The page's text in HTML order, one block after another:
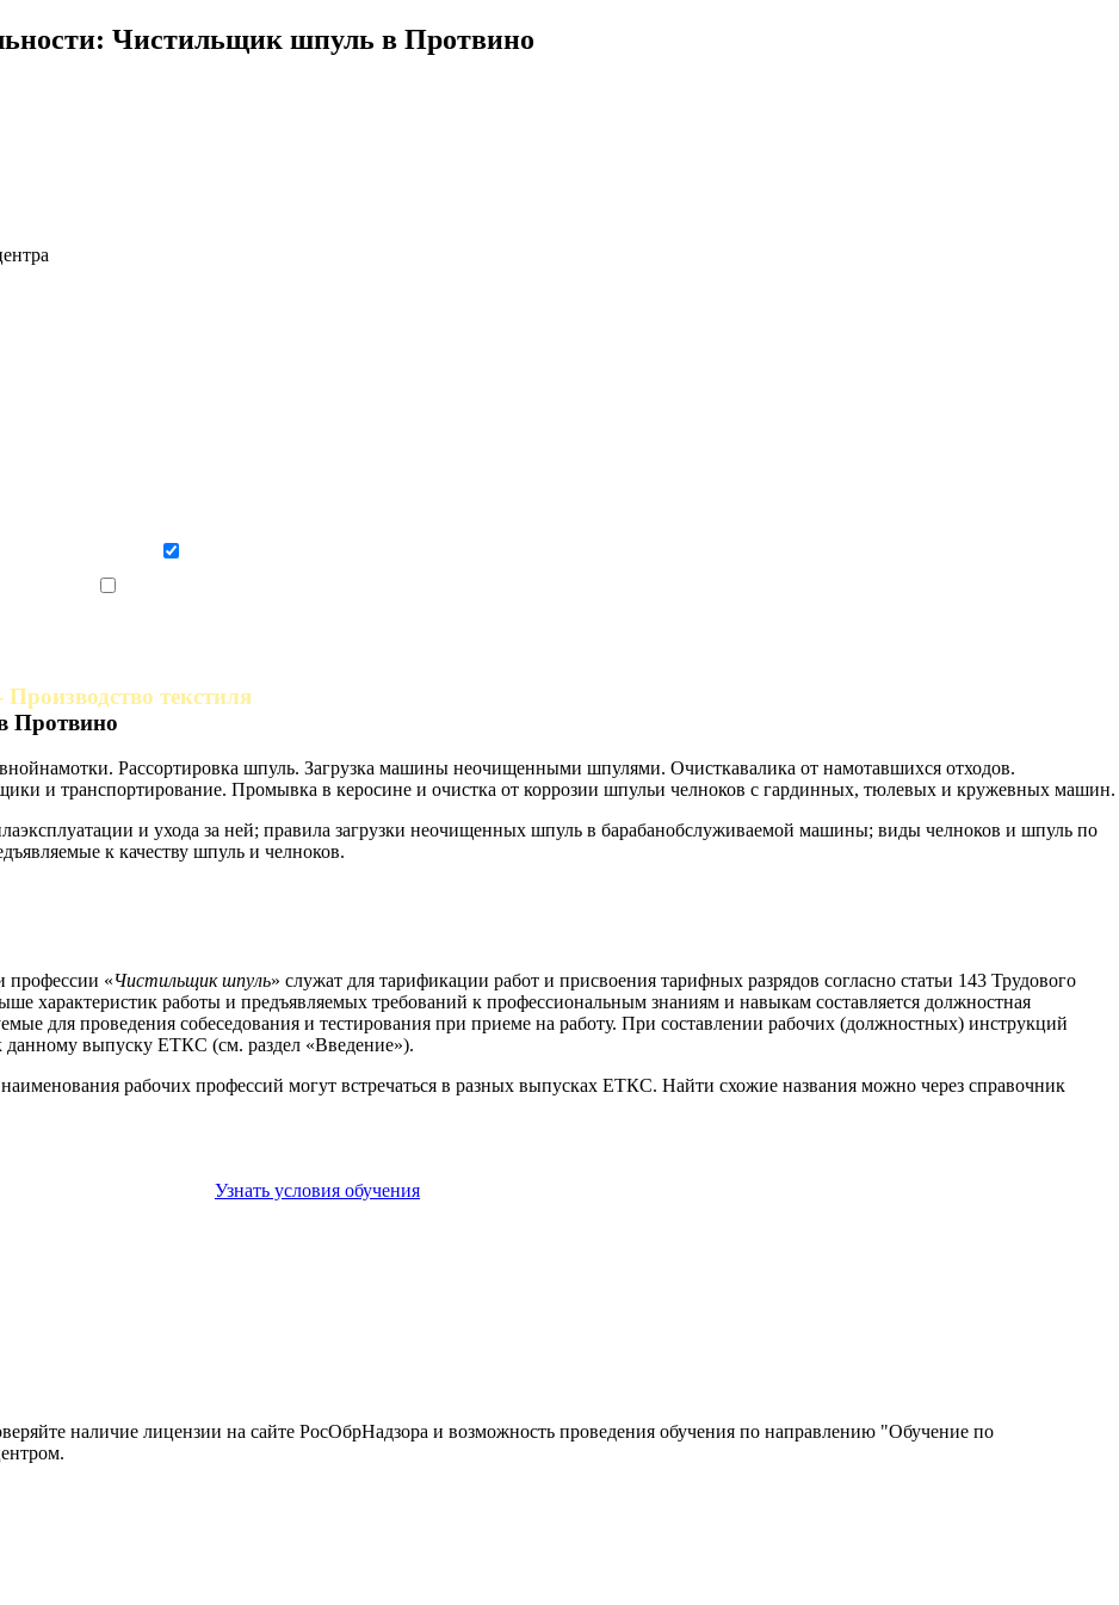
Чистильщик шпуль в Протвино
текстиля
Протвино
Рассортировка шпуль. Загрузка машины неочищенными шпулями. Очисткавалика от намотавшихся отходов.
и транспортирование. Промывка в керосине и очистка от коррозии шпульи челноков с гардинных, тюлевых и кружевных машин.
и ухода за ней; правила загрузки неочищенных шпуль в барабанобслуживаемой машины; виды челноков и шпуль по
к качеству шпуль и челноков.
профессии «Чистильщик шпуль» служат для тарификации работ и присвоения тарифных разрядов согласно статьи 143 Трудового
характеристик работы и предъявляемых требований к профессиональным знаниям и навыкам составляется должностная
для проведения собеседования и тестирования при приеме на работу. При составлении рабочих (должностных) инструкций
выпуску ЕТКС (см. раздел «Введение»).
рабочих профессий могут встречаться в разных выпусках ЕТКС. Найти схожие названия можно через справочник
Узнать условия обучения
наличие лицензии на сайте РосОбрНадзора и возможность проведения обучения по направлению "Обучение по